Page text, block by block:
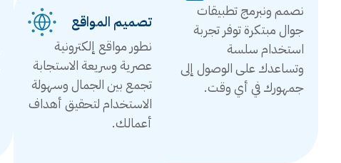
نصمم ونبرمج تطبيقات
جوال مبتكرة توفر تجربة
استخدام سلسة
وتساعدك على الوصول إلى
جمهورك في أي وقت.
تصميم المواقع
نطور مواقع إلكترونية
عصرية وسريعة الاستجابة
تجمع بين الجمال وسهولة
الاستخدام لتحقيق أهداف
أعمالك.